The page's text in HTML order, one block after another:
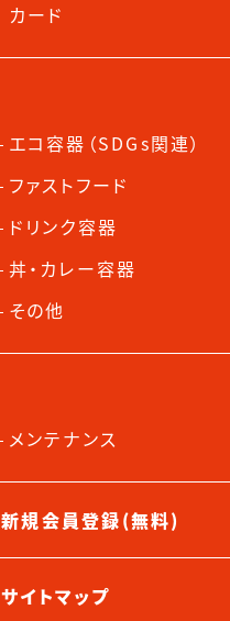
カード
エコ容器（SDGs関連）
ファストフード
ドリンク容器
丼・カレー容器
その他
メンテナンス
新規会員登録(無料)
サイトマップ